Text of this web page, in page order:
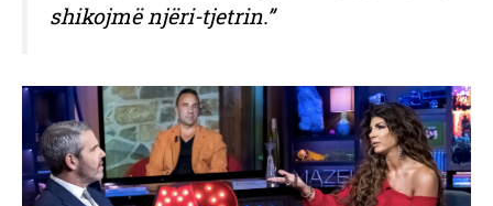
shikojmë njëri-tjetrin.”